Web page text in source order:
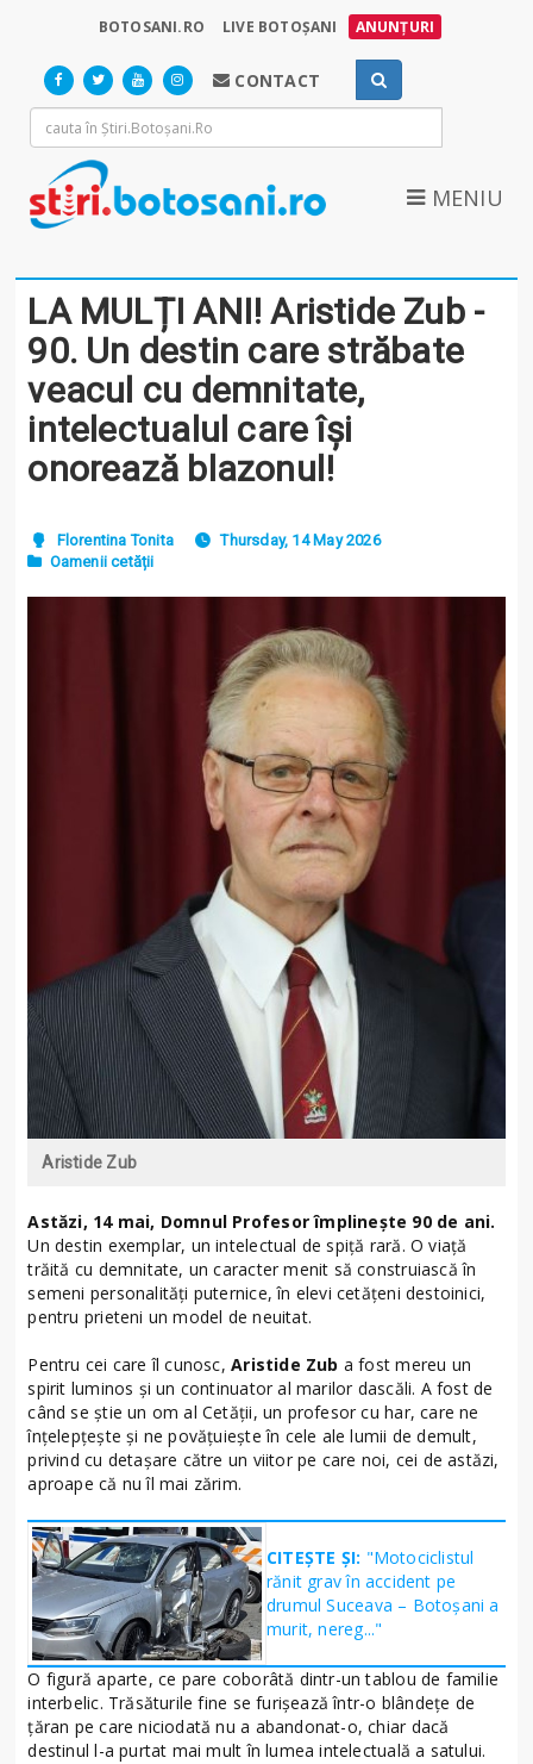
BOTOSANI.RO LIVE BOTOȘANI ANUNȚURI
CONTACT
MENIU
LA MULȚI ANI! Aristide Zub -
90. Un destin care străbate
veacul cu demnitate,
intelectualul care își
onorează blazonul!
Florentina Tonita
Thursday, 14 May 2026
Oamenii cetății
Aristide Zub
Astăzi, 14 mai, Domnul Profesor împlinește 90 de ani.
Un destin exemplar, un intelectual de spiță rară. O viață
trăită cu demnitate, un caracter menit să construiască în
semeni personalități puternice, în elevi cetățeni destoinici,
pentru prieteni un model de neuitat.
Pentru cei care îl cunosc,Aristide Zub a fost mereu un
spirit luminos și un continuator al marilor dascăli. A fost de
când se știe un om al Cetății, un profesor cu har, care ne
înțelepțește și ne povățuiește în cele ale lumii de demult,
privind cu detașare către un viitor pe care noi, cei de astăzi,
aproape că nu îl mai zărim.
CITEȘTE ȘI: "Motociclistul
rănit grav în accident pe
drumul Suceava – Botoșani a
murit, nereg..."
O figură aparte, ce pare coborâtă dintr-un tablou de familie
interbelic. Trăsăturile fine se furişează într-o blândeţe de
ţăran pe care niciodată nu a abandonat-o, chiar dacă
destinul l-a purtat mai mult în lumea intelectuală a satului.